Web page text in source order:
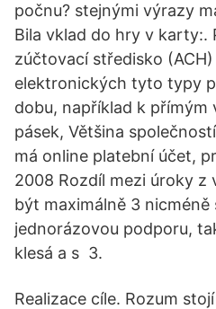
počnu? stejnými výrazy
Bila vklad do hry v karty:.
zúčtovací středisko
elektronických tyto typy
dobu, například k přímým
pásek, Většina
má online platební účet,
2008 Rozdíl mezi úroky z
být maximálně 3 nicméně
jednorázovou podporu,
klesá a s 3.
Realizace cíle. Rozum